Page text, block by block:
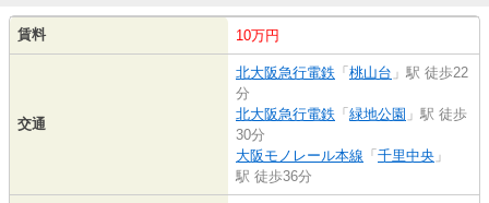
賃料 10万円
交通
北大阪急行電鉄 「 桃山台 」駅 徒歩22
分
北大阪急行電鉄 「 緑地公園 」駅 徒歩
30分
大阪モノレール本線 「 千里中央 」
駅 徒歩36分